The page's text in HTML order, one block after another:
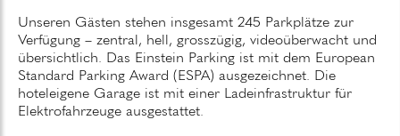
Unseren Gästen stehen insgesamt 245 Parkplätze zur
Verfügung – zentral, hell, grosszügig, videoüberwacht und
übersichtlich. Das Einstein Parking ist mit dem European
Standard Parking Award (ESPA) ausgezeichnet. Die
hoteleigene Garage ist mit einer Ladeinfrastruktur für
Elektrofahrzeuge ausgestattet.